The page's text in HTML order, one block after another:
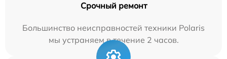
Срочный ремонт
Большинство неисправностей техники Polaris
мы устраняем в течение 2 часов.